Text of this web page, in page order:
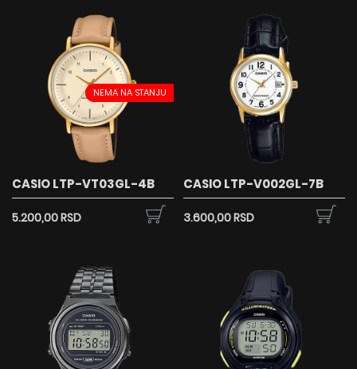
NEMA NA STANJU
CASIO LTP-VT03GL-4B
5.200,00 RSD
CASIO LTP-V002GL-7B
3.600,00 RSD